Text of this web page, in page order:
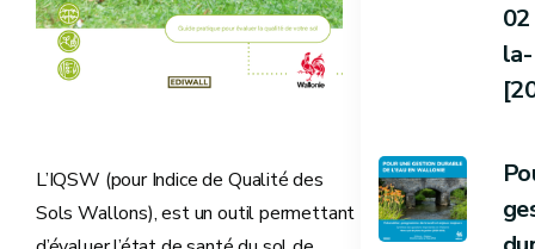
L’IQSW (pour Indice de Qualité des
Sols Wallons), est un outil permettant